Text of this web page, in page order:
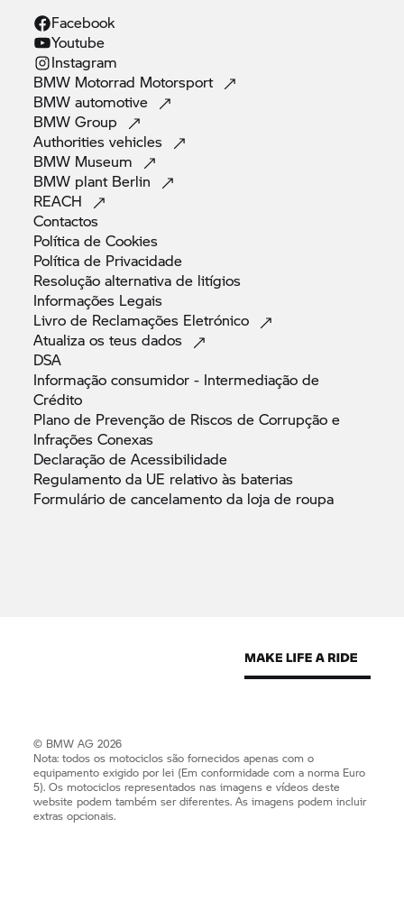
Facebook
Youtube
Instagram
BMW Motorrad Motorsport
BMWautomotive
BMWGroup
Authoritiesvehicles
BMW Museum
BMW plant Berlin
REACH
Contactos
Política deCookies
Política de Privacidade
Resolução alternativa de litígios
Informações Legais
Livro de Reclamações Eletrónico
Atualiza os teusdados
DSA
Informação consumidor - Intermediação de
Crédito
Plano de Prevenção de Riscos de Corrupção e
InfraçõesConexas
Declaração deAcessibilidade
Regulamento da UE relativo às baterias
Formulário de cancelamento da loja de roupa
© BMW AG 2026
Nota: todos os motociclos são fornecidos apenas com o
equipamento exigido por lei (Em conformidade com a norma Euro
5). Os motociclos representados nas imagens e vídeos deste
website podem também ser diferentes. As imagens podem incluir
extras opcionais.